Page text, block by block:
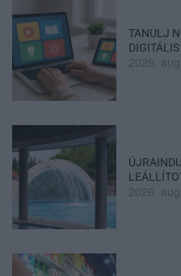
TANULJ
2026.
2026.